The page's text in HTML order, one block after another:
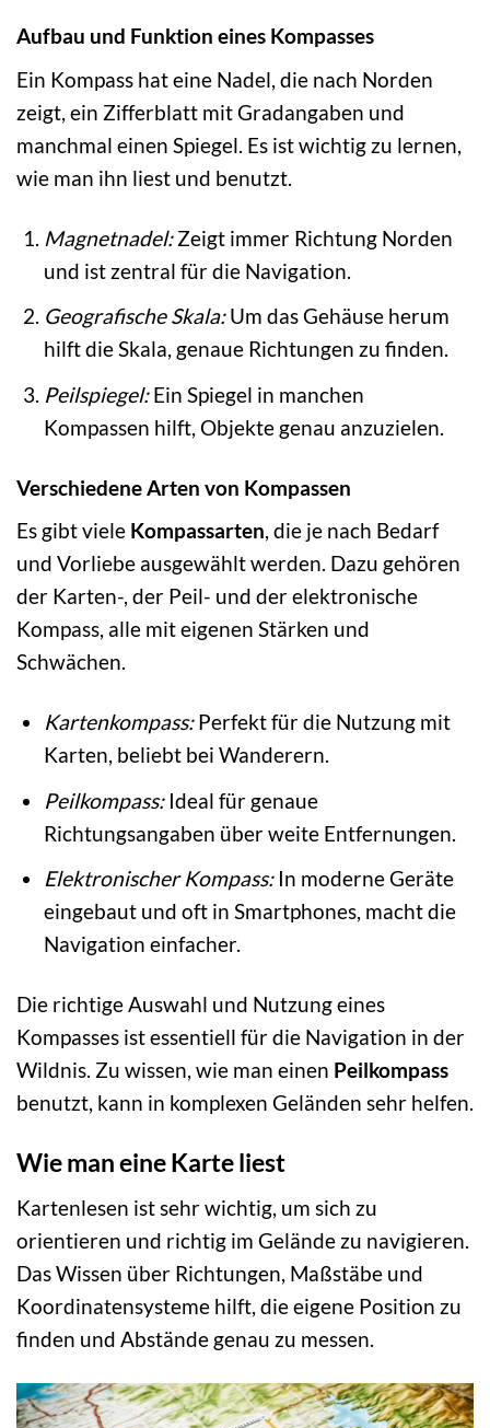
Aufbau und Funktion eines Kompasses
Ein Kompass hat eine Nadel, die nach Norden
zeigt, ein Zifferblatt mit Gradangaben und
manchmal einen Spiegel. Es ist wichtig zu lernen,
wie man ihn liest und benutzt.
Magnetnadel:Zeigt immer Richtung Norden
und ist zentral für die Navigation.
Geografische Skala:Um das Gehäuse herum
hilft die Skala, genaue Richtungen zu finden.
Peilspiegel:Ein Spiegel in manchen
Kompassen hilft, Objekte genau anzuzielen.
Verschiedene Arten von Kompassen
Es gibt viele Kompassarten, die je nach Bedarf
und Vorliebe ausgewählt werden. Dazu gehören
der Karten-, der Peil- und der elektronische
Kompass, alle mit eigenen Stärken und
Schwächen.
Kartenkompass:Perfekt für die Nutzung mit
Karten, beliebt bei Wanderern.
Peilkompass:Ideal für genaue
Richtungsangaben über weite Entfernungen.
Elektronischer Kompass:In moderne Geräte
eingebaut und oft in Smartphones, macht die
Navigation einfacher.
Die richtige Auswahl und Nutzung eines
Kompasses ist essentiell für die Navigation in der
Wildnis. Zu wissen, wie man einen Peilkompass
benutzt, kann in komplexen Geländen sehr helfen.
Wie man eine Karte liest
Kartenlesen ist sehr wichtig, um sich zu
orientieren und richtig im Gelände zu navigieren.
Das Wissen über Richtungen, Maßstäbe und
Koordinatensysteme hilft, die eigene Position zu
finden und Abstände genau zu messen.